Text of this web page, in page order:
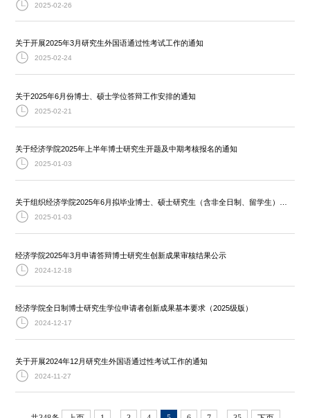
2025-02-26
关于开展2025年3月研究生外国语通过性考试工作的通知
2025-02-24
关于2025年6月份博士、硕士学位答辩工作安排的通知
2025-02-21
关于经济学院2025年上半年博士研究生开题及中期考核报名的通知
2025-01-03
2025-01-03
经济学院2025年3月申请答辩博士研究生创新成果审核结果公示
2024-12-18
经济学院全日制博士研究生学位申请者创新成果基本要求（2025级版）
2024-12-17
关于开展2024年12月研究生外国语通过性考试工作的通知
2024-11-27